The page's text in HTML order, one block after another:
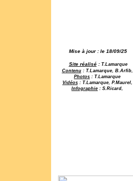
Mise à jour : le 18/09/25
Site réalisé: T.Lamarque
Contenu: T.Lamarque, B.Arfib,
Photos : T.Lamarque
Vidéos: T.Lamarque, P.Maurel,
Infographie : S.Ricard,